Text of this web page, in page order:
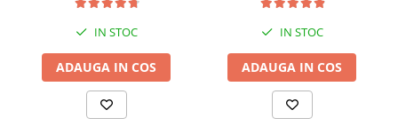
IN STOC
ADAUGA IN COS
IN STOC
ADAUGA IN COS